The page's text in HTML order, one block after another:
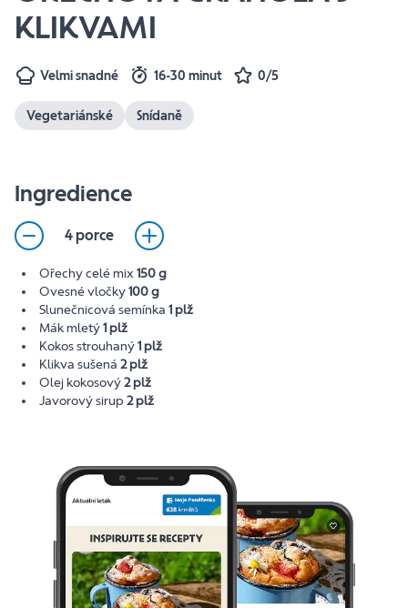
KLIKVAMI
Velmi snadné 16-30 minut 0/5
Vegetariánské Snídaně
Ingredience
4 porce
Ořechy celé mix150 g
Ovesné vločky100 g
Slunečnicová semínka 1 plž
Mák mletý1 plž
Kokos strouhaný1 plž
Klikva sušená 2 plž
Olej kokosový2 plž
Javorový sirup 2 plž